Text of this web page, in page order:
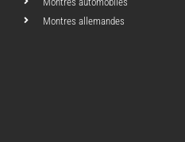
Montres allemandes